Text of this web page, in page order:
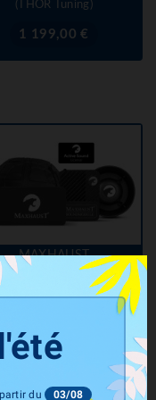
(THOR Tuning)
Prix1 199,00 €
MAXHAUST
Sound Booster VW
7 1,0 1,2 1,4 1,5 2,0
(2012+)(Maxhaust)
Prix
1 490,00 €
du
03/08